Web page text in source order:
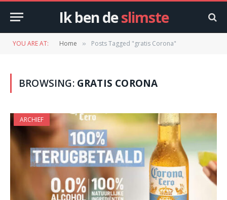
Ik ben deslimste
YOU ARE AT: Home » Posts Tagged "gratis Corona"
BROWSING: GRATIS CORONA
ARCHIEF